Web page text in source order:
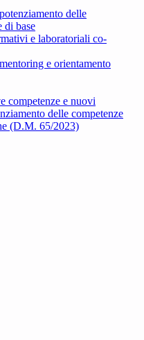
delle
di base
e laboratoriali co-
e orientamento
competenze e nuovi
delle competenze
(D.M. 65/2023)